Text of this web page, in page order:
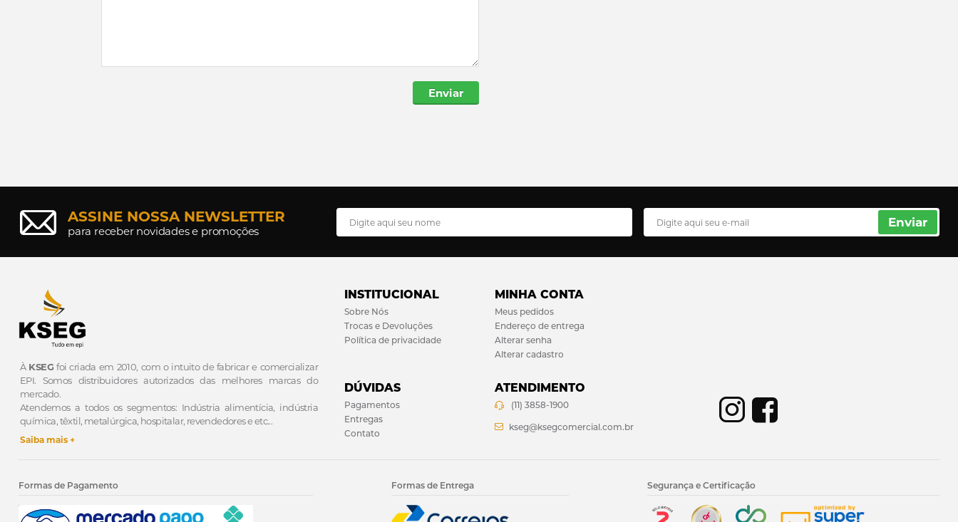
Enviar
ASSINE NOSSA NEWSLETTER
para receber novidades e promoções
Enviar
À KSEG foi criada em 2010, com o intuito de fabricar e comercializar
EPI. Somos distribuidores autorizados das melhores marcas do
mercado.
Atendemos a todos os segmentos: Indústria alimentícia, indústria
química, têxtil, metalúrgica, hospitalar, revendedores e etc...
Saiba mais +
INSTITUCIONAL
Sobre Nós
Trocas e Devoluções
Política de privacidade
MINHA CONTA
Meus pedidos
Endereço de entrega
Alterar senha
Alterar cadastro
DÚVIDAS
Pagamentos
Entregas
Contato
ATENDIMENTO
(11) 3858-1900
kseg@ksegcomercial.com.br
Formas de Pagamento Formas de Entrega Segurança e Certificação